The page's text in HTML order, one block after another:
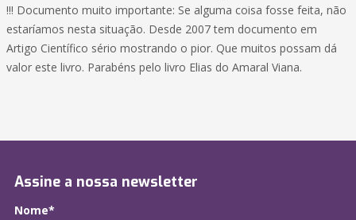
!!! Documento muito importante: Se alguma coisa fosse feita, não
estaríamos nesta situação. Desde 2007 tem documento em
Artigo Científico sério mostrando o pior. Que muitos possam dá
valor este livro. Parabéns pelo livro Elias do Amaral Viana.
Assine a nossa newsletter
Nome*